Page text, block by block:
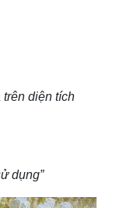
diện tích
dụng”